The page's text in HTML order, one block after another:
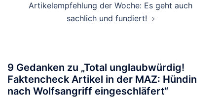
Artikelempfehlung der Woche: Es geht auch
sachlich und fundiert!
9 Gedanken zu „Total unglaubwürdig!
Faktencheck Artikel in der MAZ: Hündin
nach Wolfsangriff eingeschläfert“